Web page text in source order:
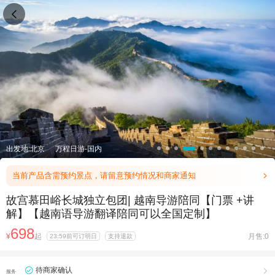
出发地:北京 万程日游-国内
当前产品含需预约景点，请留意预约情况和商家通知 
故宫慕田峪长城独立包团| 越南导游陪同【门票 +讲
解】【越南语导游翻译陪同可以全国定制】
¥698起 23:59前可订明日 支持退款 月售:0
服务 待商家确认 
